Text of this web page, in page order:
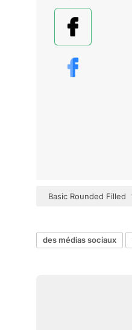
Basic Rounded Filled
des médias sociaux